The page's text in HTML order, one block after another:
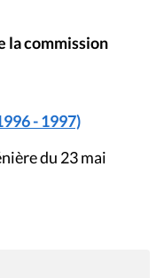
la commission
- 1997)
du 23 mai